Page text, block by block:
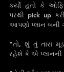
કર્યો હતો કે
પરથી pick up
આપણો પ્લાન બની
"તો, શું તું તારા
રહેશે કે એ